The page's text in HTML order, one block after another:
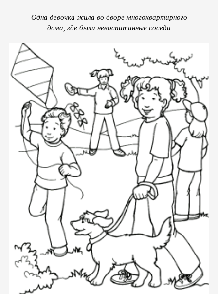
Одна девочка жила во дворе многоквартирного
дома, где были невоспитанные соседи